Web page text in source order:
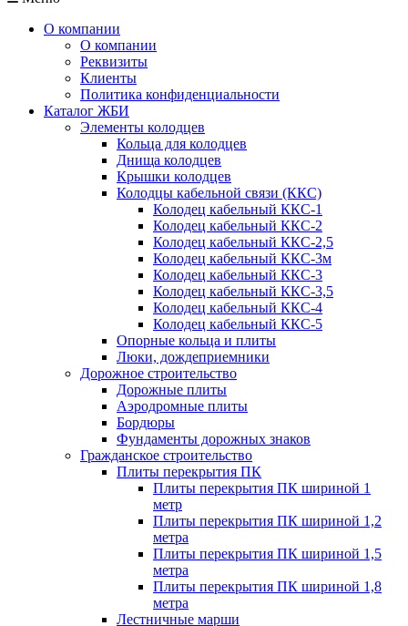
О компании
О компании
Реквизиты
Клиенты
Политика конфиденциальности
Каталог ЖБИ
Элементы колодцев
Кольца для колодцев
Днища колодцев
Крышки колодцев
Колодцы кабельной связи (ККС)
Колодец кабельный ККС-1
Колодец кабельный ККС-2
Колодец кабельный ККС-2,5
Колодец кабельный ККС-3м
Колодец кабельный ККС-3
Колодец кабельный ККС-3,5
Колодец кабельный ККС-4
Колодец кабельный ККС-5
Опорные кольца и плиты
Люки, дождеприемники
Дорожное строительство
Дорожные плиты
Аэродромные плиты
Бордюры
Фундаменты дорожных знаков
Гражданское строительство
Плиты перекрытия ПК
Плиты перекрытия ПК шириной 1
метр
Плиты перекрытия ПК шириной 1,2
метра
Плиты перекрытия ПК шириной 1,5
метра
Плиты перекрытия ПК шириной 1,8
метра
Лестничные марши